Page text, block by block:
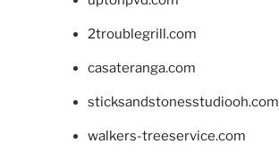
2troublegrill.com
casateranga.com
sticksandstonesstudiooh.com
walkers-treeservice.com